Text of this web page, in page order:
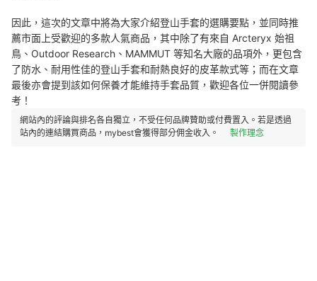
因此，這次的文章中將為大家介紹登山手套的選購要點，並同時推
薦市面上受歡迎的多款人氣商品，其中除了有來自 Arcteryx 始祖
鳥、Outdoor Research、MAMMUT 等知名大廠的品項外，更包含
了防水、耐用性佳的登山手套和耐熱良好的皮革款式等；而在文章
最後亦會提到該如何保養才能維持手套品質，歡迎各位一併閱讀參
考！
網站內的評論與排名各自獨立，不受任何品牌贊助或付費置入。若是透過
站內的連結購買商品，mybest會獲得部分佣金收入。
製作理念